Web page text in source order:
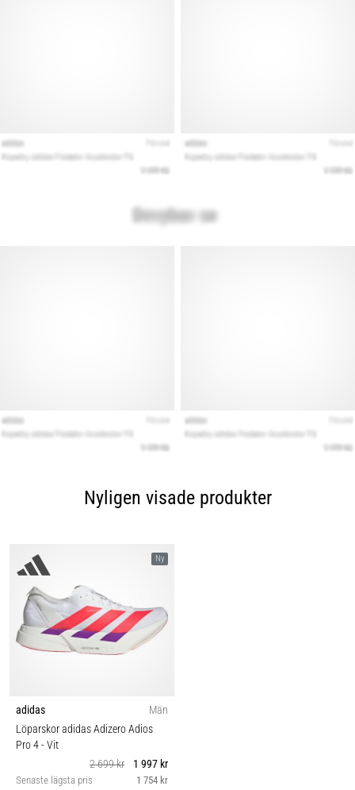
Nyligen visade produkter
Ny
adidas
Män
Löparskor adidas Adizero Adios
Pro 4- Vit
2 699 kr
1 997 kr
Senaste lägsta pris 1 754 kr